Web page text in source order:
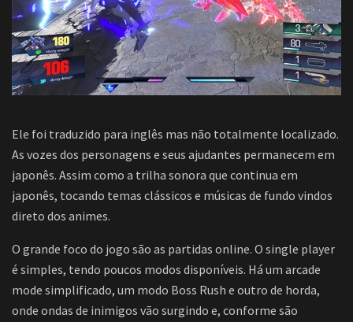
Ele foi traduzido para inglês mas não totalmente localizado.
As vozes dos personagens e seus ajudantes permanecem em
japonês. Assim como a trilha sonora que continua em
japonês, tocando temas clássicos e músicas de fundo vindos
direto dos animes.
O grande foco do jogo são as partidas online. O single player
é simples, tendo poucos modos disponíveis. Há um arcade
mode simplificado, um modo Boss Rush e outro de horda,
onde ondas de inimigos vão surgindo e, conforme são